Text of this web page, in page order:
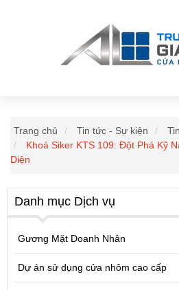
Trang chủ Tin tức - Sự kiện
Khoá Siker KTS 109: Đột Phá Kỹ
Diện
Danh mục Dịch vụ
Gương Mặt Doanh Nhân
Dự án sử dụng cửa nhôm cao cấp